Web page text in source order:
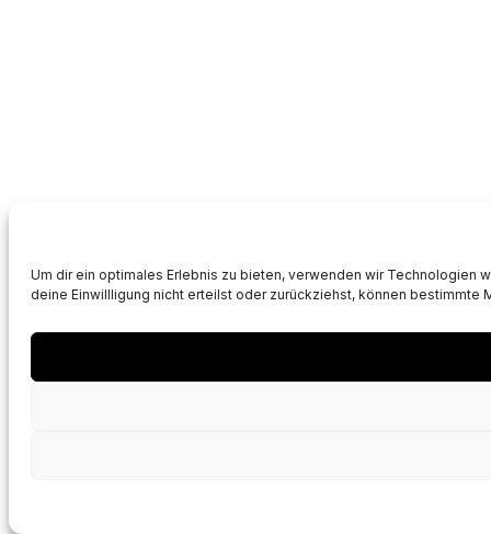
Um dir ein optimales Erlebnis zu bieten, verwenden wir Technologien
deine Einwillligung nicht erteilst oder zurückziehst, können bestimmte